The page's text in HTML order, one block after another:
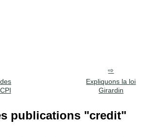
Expliquons la loi
Girardin
publications "credit"